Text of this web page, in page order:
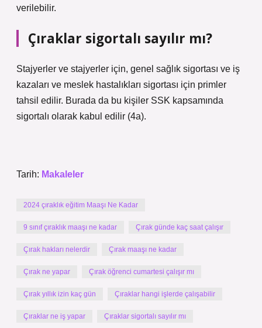
verilebilir.
Çıraklar sigortalı sayılır mı?
Stajyerler ve stajyerler için, genel sağlık sigortası ve iş
kazaları ve meslek hastalıkları sigortası için primler
tahsil edilir. Burada da bu kişiler SSK kapsamında
sigortalı olarak kabul edilir (4a).
Tarih: Makaleler
2024 çıraklık eğitim Maaşı Ne Kadar
9 sınıf çıraklık maaşı ne kadar Çırak günde kaç saat çalışır
Çırak hakları nelerdir Çırak maaşı ne kadar
Çırak ne yapar Çırak öğrenci cumartesi çalışır mı
Çırak yıllık izin kaç gün Çıraklar hangi işlerde çalışabilir
Çıraklar ne iş yapar Çıraklar sigortalı sayılır mı